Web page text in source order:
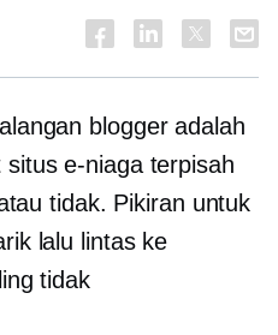
blogger adalah
e-niaga terpisah
tidak. Pikiran untuk
lalu lintas ke
tidak